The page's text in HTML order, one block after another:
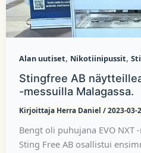
Alan uutiset, Nikotiinipussit,
Stingfree AB
-messuilla Malagassa.
Kirjoittaja Herra Daniel /2023-03-
Bengt oli puhujana EVO NXT
Sting Free AB osallistui